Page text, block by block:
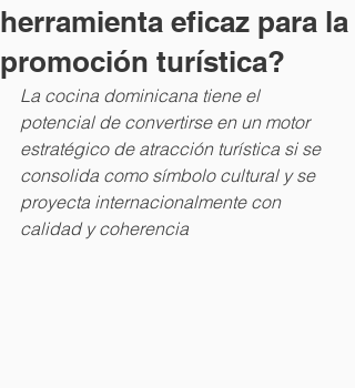
herramienta eficaz para la
promoción turística?
La cocina dominicana tiene el
potencial de convertirse en un motor
estratégico de atracción turística si se
consolida como símbolo cultural y se
proyecta internacionalmente con
calidad y coherencia